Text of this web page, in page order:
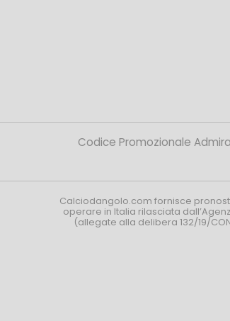
Codice Promozionale
Calciodangolo.com fornisce
operare in Italia rilasciata
(allegate alla delibera 132/19/